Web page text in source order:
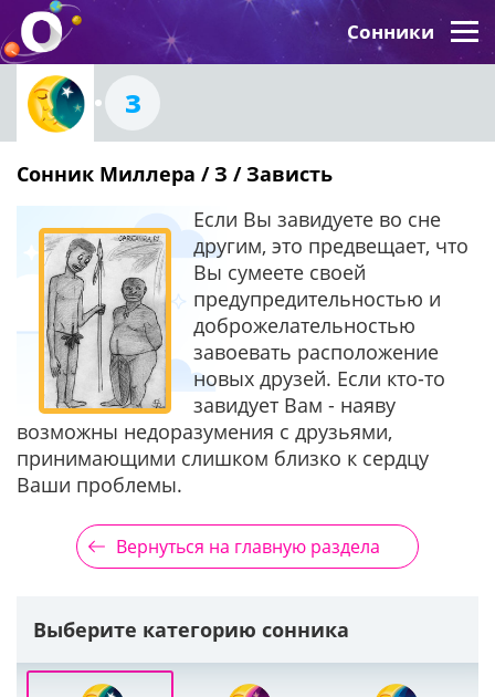
Сонники
З
Сонник Миллера / З / Зависть
Если Вы завидуете во сне
другим, это предвещает, что
Вы сумеете своей
предупредительностью и
доброжелательностью
завоевать расположение
новых друзей. Если кто-то
завидует Вам - наяву
возможны недоразумения с друзьями,
принимающими слишком близко к сердцу
Ваши проблемы.
Вернуться на главную раздела
Выберите категорию сонника